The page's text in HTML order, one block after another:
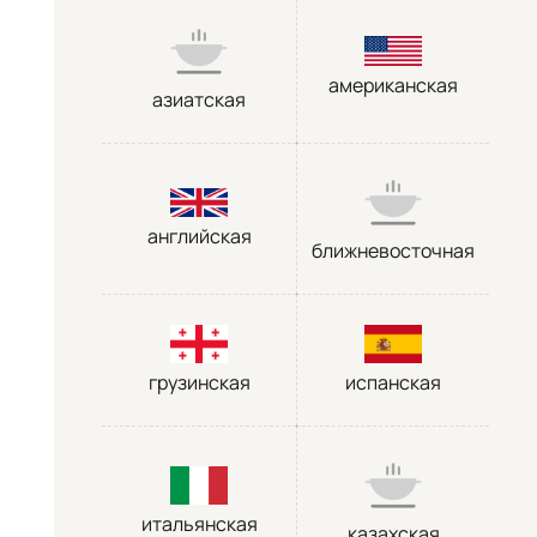
азиатская
американская
английская
ближневосточная
грузинская испанская
итальянская